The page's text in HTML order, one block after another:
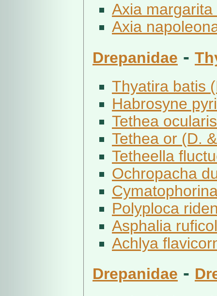
Axia margarita
Axia
Drepanidae -
Thyatira batis
Habrosyne
Tethea
Tethea or (D.
Tetheella
Ochropacha
Polyploca
Asphalia
Achlya
Drepanidae -